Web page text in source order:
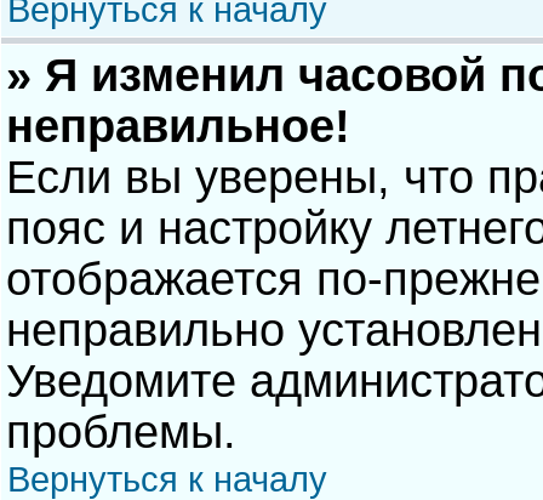
Вернуться к началу
» Я изменил часовой
неправильное!
Если вы уверены, что
пояс и настройку
отображается по-
неправильно
Уведомите
проблемы.
Вернуться к началу